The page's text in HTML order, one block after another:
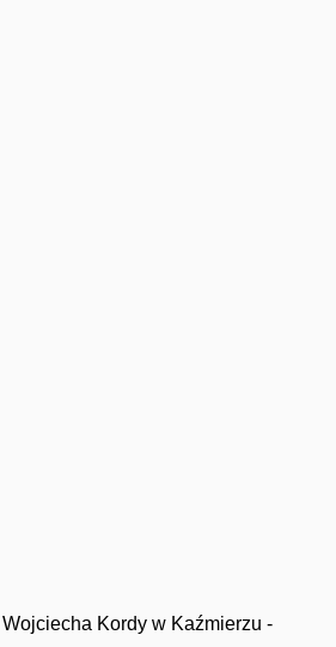
Kordy w Kaźmierzu -